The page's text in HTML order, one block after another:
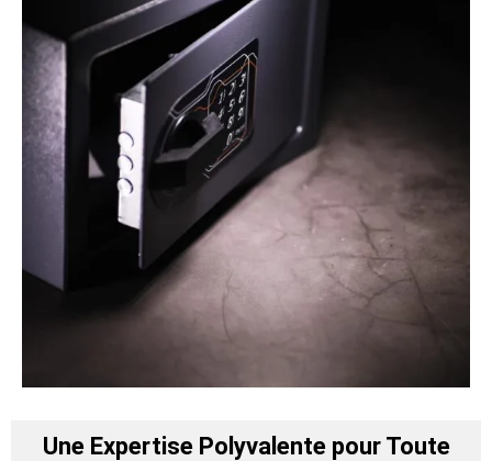
Une Expertise Polyvalente pour Toute